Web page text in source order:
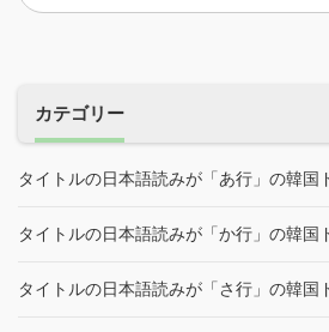
カテゴリー
タイトルの日本語読みが「あ行」の韓国
タイトルの日本語読みが「か行」の韓国
タイトルの日本語読みが「さ行」の韓国